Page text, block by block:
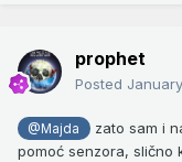
prophet
Posted
@Majda
zato sam i
pomoć senzora, slično